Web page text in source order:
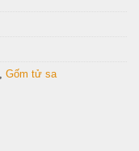
Gốm tử sa